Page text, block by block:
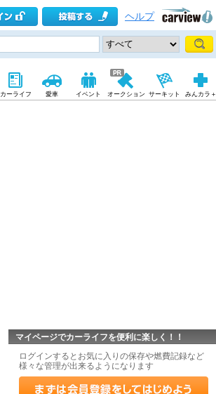
ヘルプ
カーライフ 愛車 イベント オークション サーキット みんカラ＋
マイページでカーライフを便利に楽しく！！
ログインするとお気に入りの保存や燃費記録など
様々な管理が出来るようになります